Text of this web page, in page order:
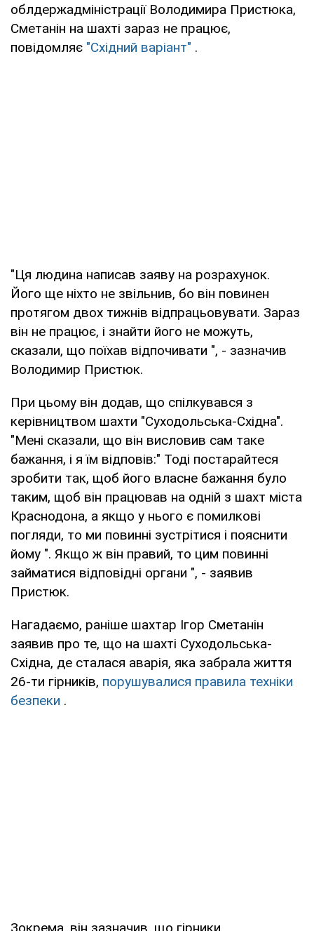
облдержадміністрації Володимира Пристюка,
Сметанін на шахті зараз не працює,
повідомляє "Східний варіант" .
"Ця людина написав заяву на розрахунок.
Його ще ніхто не звільнив, бо він повинен
протягом двох тижнів відпрацьовувати. Зараз
він не працює, і знайти його не можуть,
сказали, що поїхав відпочивати ", - зазначив
Володимир Пристюк.
При цьому він додав, що спілкувався з
керівництвом шахти "Суходольська-Східна".
"Мені сказали, що він висловив сам таке
бажання, і я їм відповів:" Тоді постарайтеся
зробити так, щоб його власне бажання було
таким, щоб він працював на одній з шахт міста
Краснодона, а якщо у нього є помилкові
погляди, то ми повинні зустрітися і пояснити
йому ". Якщо ж він правий, то цим повинні
займатися відповідні органи ", - заявив
Пристюк.
Нагадаємо, раніше шахтар Ігор Сметанін
заявив про те, що на шахті Суходольська-
Східна, де сталася аварія, яка забрала життя
26-ти гірників, порушувалися правила техніки
безпеки .
Зокрема, він зазначив, що гірники